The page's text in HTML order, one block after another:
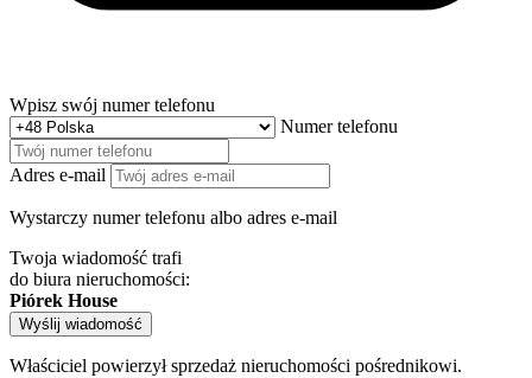
Wpisz swój numer telefonu
Numer telefonu
Adres e-mail
Wystarczy numer telefonu albo adres e-mail
Twoja wiadomość trafi
do biura nieruchomości:
Piórek House
Wyślij wiadomość
Właściciel powierzył sprzedaż nieruchomości pośrednikowi.